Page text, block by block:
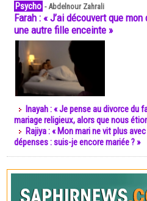
Psycho -Abdelnour Zahrali
Farah : « J’ai découvert que
une autre fille enceinte »
Inayah : « Je pense au divorce du
mariage religieux, alors que nous
Rajiya : « Mon mari ne vit plus
dépenses : suis-je encore mariée ? »